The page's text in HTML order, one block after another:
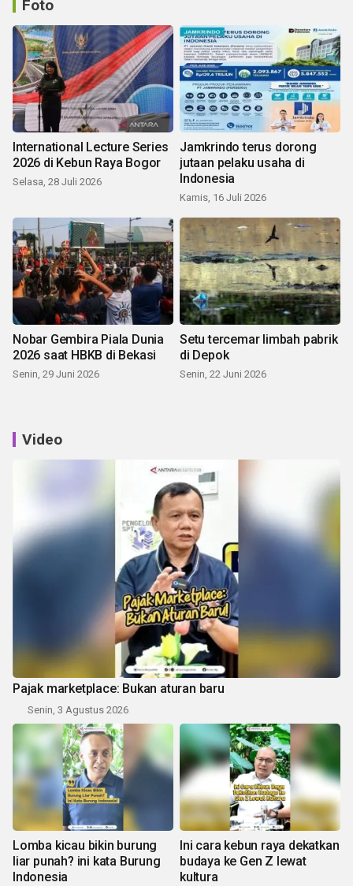
Foto
International Lecture Series
2026 di Kebun Raya Bogor
Selasa, 28 Juli 2026
Jamkrindo terus dorong
jutaan pelaku usaha di
Indonesia
Kamis, 16 Juli 2026
Nobar Gembira Piala Dunia
2026 saat HBKB di Bekasi
Senin, 29 Juni 2026
Setu tercemar limbah pabrik
di Depok
Senin, 22 Juni 2026
Video
Pajak marketplace: Bukan aturan baru
Senin, 3 Agustus 2026
Lomba kicau bikin burung
liar punah? ini kata Burung
Indonesia
Ini cara kebun raya dekatkan
budaya ke Gen Z lewat
kultura